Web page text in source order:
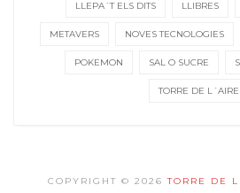
LLEPA´T ELS DITS LLIBRES
METAVERS NOVES TECNOLOGIES
POKEMON SAL O SUCRE
TORRE DE L´AIRE
COPYRIGHT © 2026TORRE DE